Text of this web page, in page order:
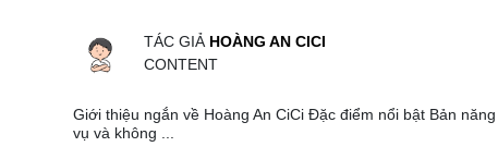
TÁC GIẢ HOÀNG AN CICI
CONTENT
Giới thiệu ngắn về Hoàng An CiCi Đặc điểm nổi bật Bản
vụ và không ...